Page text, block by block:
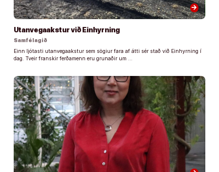
arrow_forward
Utanvegaakstur við Einhyrning
Samfélagið
Einn ljótasti utanvegaakstur sem sögiur fara af átti sér stað við Einhyrning í
dag. Tveir franskir ferðamenn eru grunaðir um …